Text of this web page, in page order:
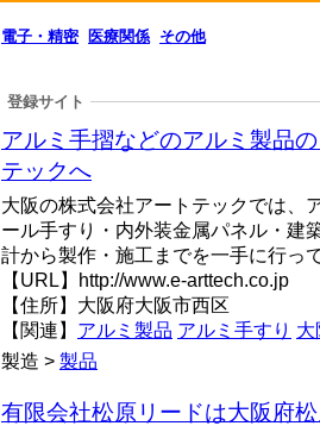
電子・精密 医療関係 その他
登録サイト
アルミ手摺などのアルミ製品
テックへ
大阪の株式会社アートテックでは、
ール手すり・内外装金属パネル・建
計から製作・施工までを一手に行っ
【URL】http://www.e-arttech.co.jp
【住所】大阪府大阪市西区
【関連】 アルミ製品 アルミ手すり 大
製造 > 製品
有限会社松原リードは大阪府